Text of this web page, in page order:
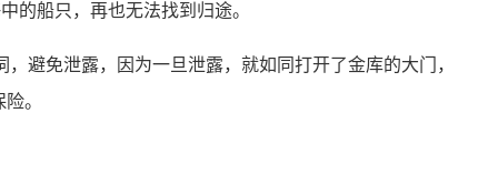
的船只，再也无法找到归途。
避免泄露，因为一旦泄露，就如同打开了金库的大门，
。